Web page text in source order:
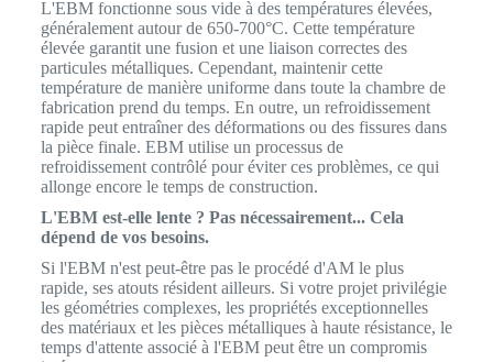
L'EBM fonctionne sous vide à des températures élevées,
généralement autour de 650-700°C. Cette température
élevée garantit une fusion et une liaison correctes des
particules métalliques. Cependant, maintenir cette
température de manière uniforme dans toute la chambre de
fabrication prend du temps. En outre, un refroidissement
rapide peut entraîner des déformations ou des fissures dans
la pièce finale. EBM utilise un processus de
refroidissement contrôlé pour éviter ces problèmes, ce qui
allonge encore le temps de construction.
L'EBM est-elle lente ? Pas nécessairement... Cela
dépend de vos besoins.
Si l'EBM n'est peut-être pas le procédé d'AM le plus
rapide, ses atouts résident ailleurs. Si votre projet privilégie
les géométries complexes, les propriétés exceptionnelles
des matériaux et les pièces métalliques à haute résistance, le
temps d'attente associé à l'EBM peut être un compromis